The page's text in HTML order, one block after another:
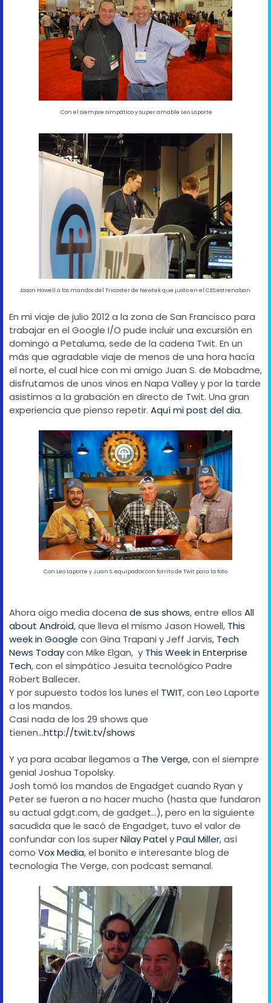
Con el siempre simpático y super amable Leo Laporte
Jason Howell a los mandos del Tricaster de Newtek que justo en el CES estrenaban.
En mi viaje de julio 2012 a la zona de San Francisco para
trabajar en el Google I/O pude incluir una excursión en
domingo a Petaluma, sede de la cadena Twit. En un
más que agradable viaje de menos de una hora hacía
el norte, el cual hice con mi amigo Juan S. de Mobadme,
disfrutamos de unos vinos en Napa Valley y por la tarde
asistimos a la grabación en directo de Twit. Una gran
experiencia que pienso repetir. Aquí mi post del dia.
Con Leo Laporte y Juan S. equipados con forrito de Twit para la foto.
Ahora oigo media docena de sus shows, entre ellos All
about Android, que lleva el mismo Jason Howell, This
week in Google con Gina Trapani y Jeff Jarvis, Tech
News Todaycon Mike Elgan, y This Week in Enterprise
Tech, con el simpático Jesuita tecnológico Padre
Robert Ballecer.
Y por supuesto todos los lunes el TWIT, con Leo Laporte
a los mandos.
Casi nada de los 29 shows que
tienen...http://twit.tv/shows
Y ya para acabar llegamos a The Verge, con el siempre
genial Joshua Topolsky.
Josh tomó los mandos de Engadget cuando Ryan y
Peter se fueron a no hacer mucho (hasta que fundaron
su actual gdgt.com, de gadget...), pero en la siguiente
sacudida que le sacó de Engadget, tuvo el valor de
confundar con los superNilay PatelyPaul Miller, así
como Vox Media, el bonito e interesante blog de
tecnologia The Verge, con podcast semanal.